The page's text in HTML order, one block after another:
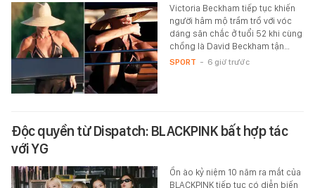
Victoria Beckham tiếp tục khiến
người hâm mộ trầm trồ với vóc
dáng săn chắc ở tuổi 52 khi cùng
chồng là David Beckham tận…
SPORT - 6 giờ trước
Độc quyền từ Dispatch: BLACKPINK bất hợp tác
với YG
Ồn ào kỷ niệm 10 năm ra mắt của
BLACKPINK tiếp tục có diễn biến